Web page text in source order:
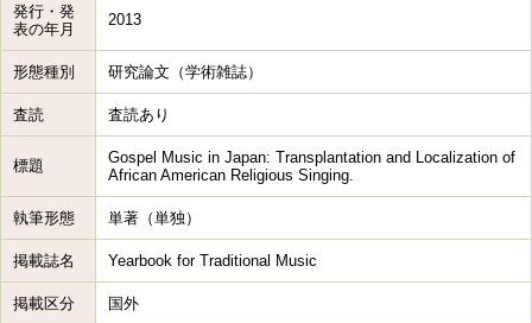
発行・発
表の年月
2013
形態種別 研究論文（学術雑誌）
査読 査読あり
標題
Gospel Music in Japan: Transplantation and Localization of
African American Religious Singing.
執筆形態 単著（単独）
掲載誌名 Yearbook for Traditional Music
掲載区分 国外